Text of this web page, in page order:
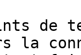
de
la